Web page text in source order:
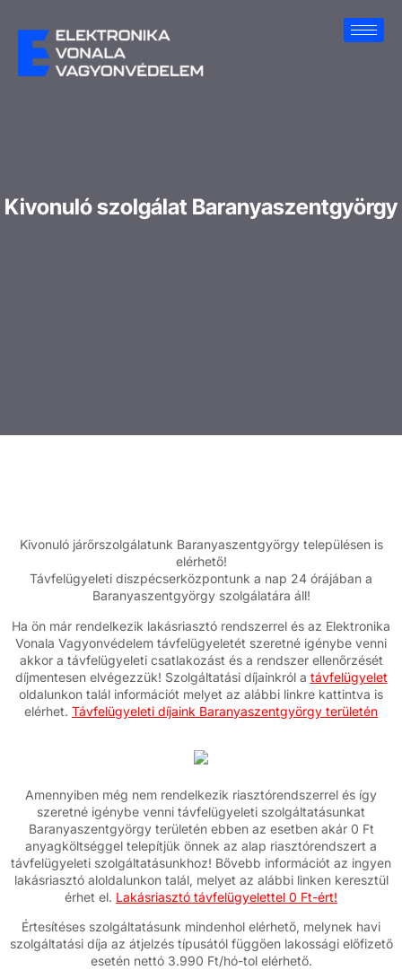
Kivonuló szolgálat Baranyaszentgyörgy
Kivonuló járőrszolgálatunk Baranyaszentgyörgy településen is
elérhető!
Távfelügyeleti diszpécserközpontunk a nap 24 órájában a
Baranyaszentgyörgy szolgálatára áll!
Ha ön már rendelkezik lakásriasztó rendszerrel és az Elektronika
Vonala Vagyonvédelem távfelügyeletét szeretné igénybe venni
akkor a távfelügyeleti csatlakozást és a rendszer ellenőrzését
díjmentesen elvégezzük! Szolgáltatási díjainkról a távfelügyelet
oldalunkon talál információt melyet az alábbi linkre kattintva is
elérhet. Távfelügyeleti díjaink Baranyaszentgyörgy területén
Amennyiben még nem rendelkezik riasztórendszerrel és így
szeretné igénybe venni távfelügyeleti szolgáltatásunkat
Baranyaszentgyörgy területén ebben az esetben akár 0 Ft
anyagköltséggel telepítjük önnek az alap riasztórendszert a
távfelügyeleti szolgáltatásunkhoz! Bővebb információt az ingyen
lakásriasztó aloldalunkon talál, melyet az alábbi linken keresztül
érhet el. Lakásriasztó távfelügyelettel 0 Ft-ért!
Értesítéses szolgáltatásunk mindenhol elérhető, melynek havi
szolgáltatási díja az átjelzés típusától függően lakossági előfizető
esetén nettó 3.990 Ft/hó-tol elérhető.